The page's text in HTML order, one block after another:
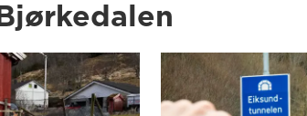
Bjørkedalen